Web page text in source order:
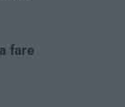
fare